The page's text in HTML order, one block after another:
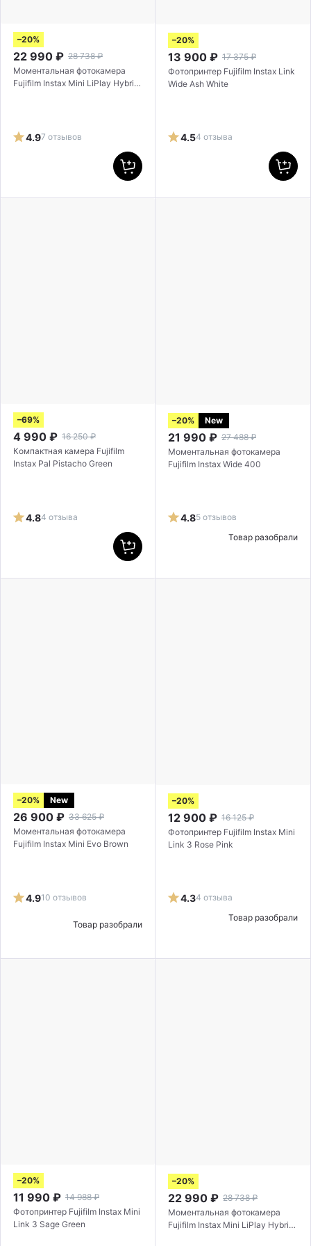
–20%
22 990 ₽ 28 738 ₽
Моментальная фотокамера
Fujifilm Instax Mini LiPlay Hybrid
4.97 отзывов
–20%
13 900 ₽ 17 375 ₽
Фотопринтер Fujifilm Instax Link
Wide Ash White
4.54 отзыва
–69%
4 990 ₽ 16 250 ₽
Компактная камера Fujifilm
Instax Pal Pistacho Green
4.84 отзыва
Товар разобрали
–20% New
21 990 ₽ 27 488 ₽
Моментальная фотокамера
Fujifilm Instax Wide 400
4.85 отзывов
Товар разобрали
–20% New
26 900 ₽ 33 625 ₽
Моментальная фотокамера
Fujifilm Instax Mini Evo Brown
4.910 отзывов
Товар разобрали
–20%
12 900 ₽ 16 125 ₽
Фотопринтер Fujifilm Instax Mini
Link 3 Rose Pink
4.34 отзыва
–20%
11 990 ₽ 14 988 ₽
Фотопринтер Fujifilm Instax Mini
Link 3 Sage Green
–20%
22 990 ₽ 28 738 ₽
Моментальная фотокамера
Fujifilm Instax Mini LiPlay Hybrid